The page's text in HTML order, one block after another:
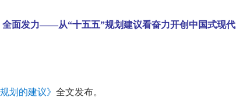
面发力——从“十五五”规划建议看奋力开创中国式现代
划的建议》 全文发布。